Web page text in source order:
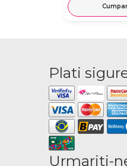
Plati
Urmariti-